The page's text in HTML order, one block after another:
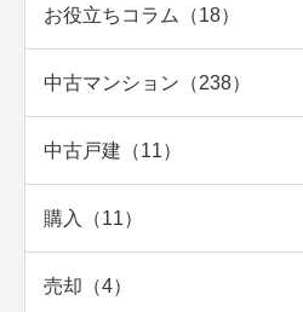
お役立ちコラム（18）
中古マンション（238）
中古戸建（11）
購入（11）
売却（4）